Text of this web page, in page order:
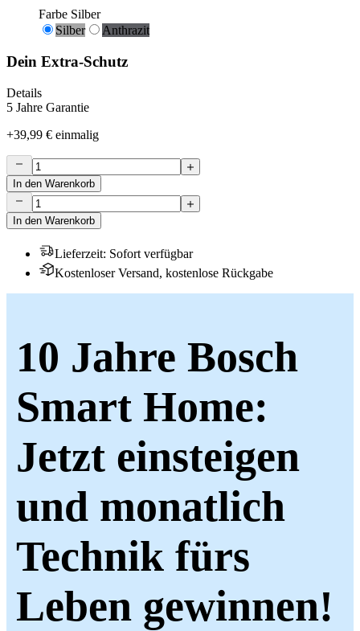
Farbe Silber
Silber
Anthrazit
Dein Extra-Schutz
Details
5 Jahre Garantie
+39,99 € einmalig
In den Warenkorb
In den Warenkorb
Lieferzeit: Sofort verfügbar
Kostenloser Versand, kostenlose Rückgabe
10 Jahre Bosch
Smart Home:
Jetzt einsteigen
und monatlich
Technik fürs
Leben gewinnen!